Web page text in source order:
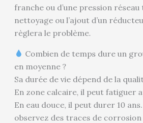
franche ou d’une pression
nettoyage ou l’ajout d’un
règlera le problème.
Combien de temps dure un
en moyenne ?
Sa durée de vie dépend de la
En zone calcaire, il peut fatiguer
En eau douce, il peut durer 10 ans.
observez des traces de corrosion